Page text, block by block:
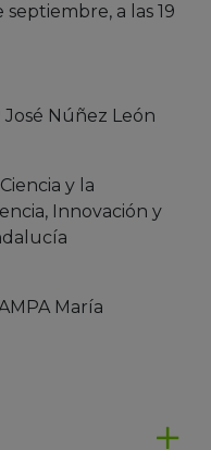
a las 19
Núñez León
y la
Innovación y
María